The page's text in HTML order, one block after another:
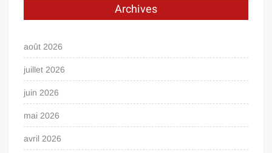
Archives
août 2026
juillet 2026
juin 2026
mai 2026
avril 2026